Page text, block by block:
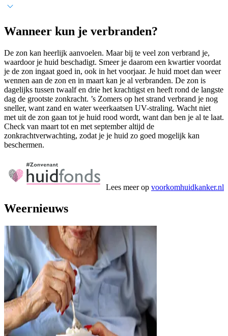
Wanneer kun je verbranden?
De zon kan heerlijk aanvoelen. Maar bij te veel zon verbrand je,
waardoor je huid beschadigt. Smeer je daarom een kwartier voordat
je de zon ingaat goed in, ook in het voorjaar. Je huid moet dan weer
wennen aan de zon en in maart kan je al verbranden. De zon is
dagelijks tussen twaalf en drie het krachtigst en heeft rond de langste
dag de grootste zonkracht. ’s Zomers op het strand verbrand je nog
sneller, want zand en water weerkaatsen UV-straling. Wacht niet
met uit de zon gaan tot je huid rood wordt, want dan ben je al te laat.
Check van maart tot en met september altijd de
zonkrachtverwachting, zodat je je huid zo goed mogelijk kan
beschermen.
Lees meer op voorkomhuidkanker.nl
Weernieuws